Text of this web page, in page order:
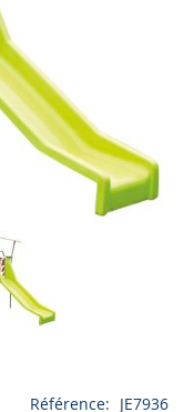
Référence
JE7936